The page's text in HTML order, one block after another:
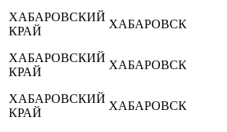
ХАБАРОВСКИЙ
КРАЙ
ХАБАРОВСК
ХАБАРОВСКИЙ
КРАЙ
ХАБАРОВСК
ХАБАРОВСКИЙ
КРАЙ
ХАБАРОВСК